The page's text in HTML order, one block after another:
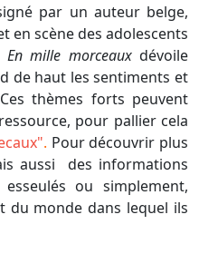
par un auteur belge,
en scène des adolescents
En mille morceauxdévoile
de haut les sentiments et
thèmes forts peuvent
pour pallier cela
. Pour découvrir plus
aussi des informations
ou simplement,
du monde dans lequel ils